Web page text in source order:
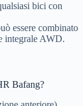
bici con
essere combinato
integrale AWD.
Bafang?